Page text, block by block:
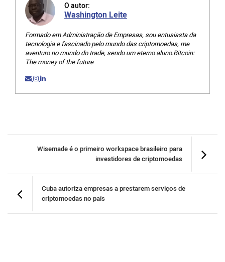
O autor:
Washington Leite
Formado em Administração de Empresas, sou entusiasta da
tecnologia e fascinado pelo mundo das criptomoedas, me
aventuro no mundo do trade, sendo um eterno aluno.Bitcoin:
The money of the future
Wisemade é o primeiro workspace brasileiro para
investidores de criptomoedas
Cuba autoriza empresas a prestarem serviços de
criptomoedas no país